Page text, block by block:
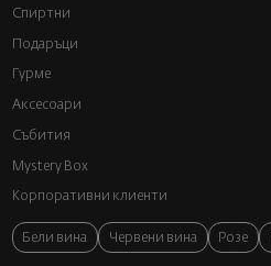
Спиртни
Подаръци
Гурме
Аксесоари
Събития
Mystery Box
Корпоративни клиенти
Бели вина Червени вина Розе